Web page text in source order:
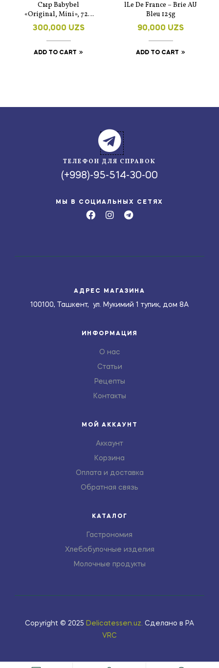
Сыр Babybel
«Original, Mini», 720
гр
300,000 UZS
ADD TO CART
lLe De France – Brie AU
Bleu 125g
90,000 UZS
ADD TO CART
ТЕЛЕФОН ДЛЯ СПРАВОК
(+998)-95-514-30-00
МЫ В СОЦИАЛЬНЫХ СЕТЯХ
АДРЕС МАГАЗИНА
100100, Ташкент, ул. Мукимий 1 тупик, дом 8А
ИНФОРМАЦИЯ
О нас
Статьи
Рецепты
Контакты
МОЙ АККАУНТ
Аккаунт
Корзина
Оплата и доставка
Обратная связь
КАТАЛОГ
Гастрономия
Хлебобулочные изделия
Молочные продукты
Copyright © 2025 Delicatessen.uz. Сделано в РА
VRC